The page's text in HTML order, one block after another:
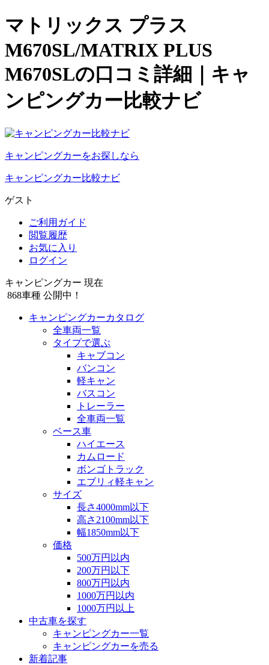
マトリックス プラス
M670SL/MATRIX PLUS
M670SLの口コミ詳細｜キャ
ンピングカー比較ナビ
キャンピングカーをお探しなら
キャンピングカー比較ナビ
ゲスト
ご利用ガイド
閲覧履歴
お気に入り
ログイン
キャンピングカー 現在
868車種 公開中！
キャンピングカーカタログ
全車両一覧
タイプで選ぶ
キャブコン
バンコン
軽キャン
バスコン
トレーラー
全車両一覧
ベース車
ハイエース
カムロード
ボンゴトラック
エブリィ軽キャン
サイズ
長さ4000mm以下
高さ2100mm以下
幅1850mm以下
価格
500万円以内
200万円以下
800万円以内
1000万円以内
1000万円以上
中古車を探す
キャンピングカー一覧
キャンピングカーを売る
新着記事